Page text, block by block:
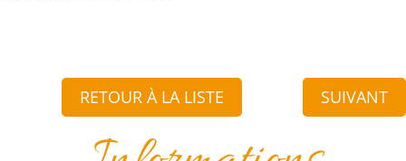
RETOUR À LA LISTE SUIVANT